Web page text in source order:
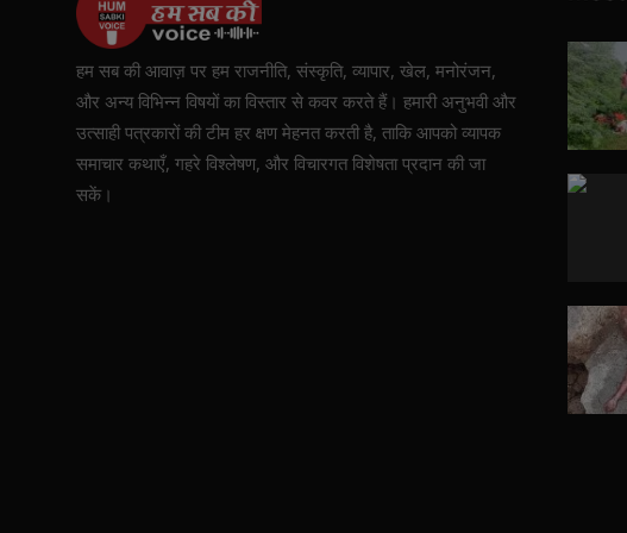
हम सब की आवाज़ पर हम राजनीति, संस्कृति, व्यापार, खेल, मनोरंजन,
और अन्य विभिन्न विषयों का विस्तार से कवर करते हैं। हमारी अनुभवी और
उत्साही पत्रकारों की टीम हर क्षण मेहनत करती है, ताकि आपको व्यापक
समाचार कथाएँ, गहरे विश्लेषण, और विचारगत विशेषता प्रदान की जा
सकें।